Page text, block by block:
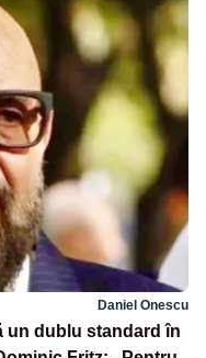
Daniel Onescu
un dublu standard în